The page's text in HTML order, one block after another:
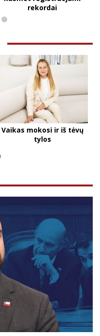
rekordai
Vaikas mokosi ir iš tėvų
tylos